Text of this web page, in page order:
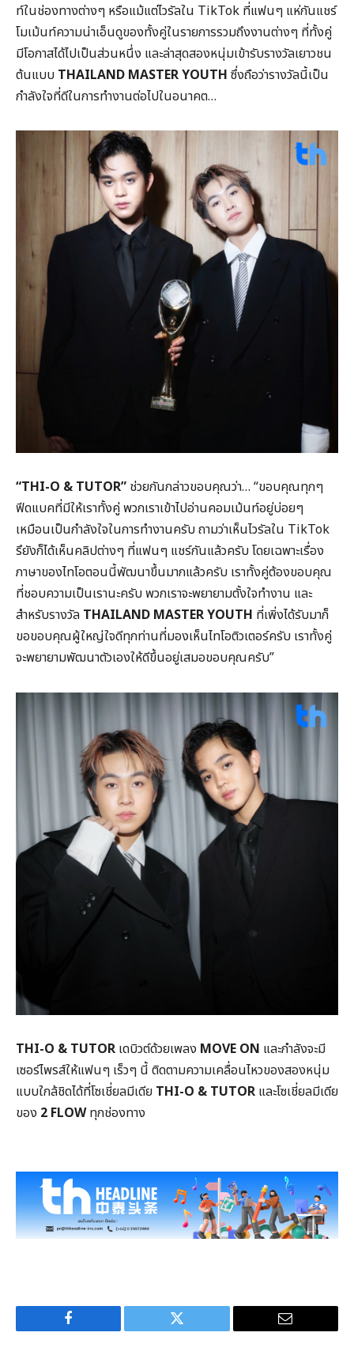
ท์ในช่องทางต่างๆ หรือแม้แต่ไวรัลใน TikTok ที่แฟนๆ แห่กันแชร์
โมเม้นท์ความน่าเอ็นดูของทั้งคู่ในรายการรวมถึงงานต่างๆ ที่ทั้งคู่
มีโอกาสได้ไปเป็นส่วนหนึ่ง และล่าสุดสองหนุ่มเข้ารับรางวัลเยาวชน
ต้นแบบ THAILAND MASTER YOUTH ซึ่งถือว่ารางวัลนี้เป็น
กำลังใจที่ดีในการทำงานต่อไปในอนาคต…
“THI-O & TUTOR” ช่วยกันกล่าวขอบคุณว่า… “ขอบคุณทุกๆ
ฟีดแบคที่มีให้เราทั้งคู่ พวกเราเข้าไปอ่านคอมเม้นท์อยู่บ่อยๆ
เหมือนเป็นกำลังใจในการทำงานครับ ถามว่าเห็นไวรัลใน TikTok
รึยังก็ได้เห็นคลิปต่างๆ ที่แฟนๆ แชร์กันแล้วครับ โดยเฉพาะเรื่อง
ภาษาของไทโอตอนนี้พัฒนาขึ้นมากแล้วครับ เราทั้งคู่ต้องขอบคุณ
ที่ชอบความเป็นเรานะครับ พวกเราจะพยายามตั้งใจทำงาน และ
สำหรับรางวัล THAILAND MASTER YOUTH ที่เพิ่งได้รับมาก็
ขอขอบคุณผู้ใหญ่ใจดีทุกท่านที่มองเห็นไทโอติวเตอร์ครับ เราทั้งคู่
จะพยายามพัฒนาตัวเองให้ดีขึ้นอยู่เสมอขอบคุณครับ”
THI-O & TUTOR เดบิวต์ด้วยเพลง MOVE ON และกำลังจะมี
เซอร์ไพรส์ให้แฟนๆ เร็วๆ นี้ ติดตามความเคลื่อนไหวของสองหนุ่ม
แบบใกล้ชิดได้ที่โซเชี่ยลมีเดีย THI-O & TUTOR และโซเชี่ยลมีเดีย
ของ 2 FLOWทุกช่องทาง
Facebook Twitter Email